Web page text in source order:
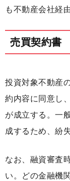
も不動産会社経
売買契約書
投資対象不動産
約内容に同意し
が成立する。一
成するため、紛
なお、融資審査
い。どの金融機